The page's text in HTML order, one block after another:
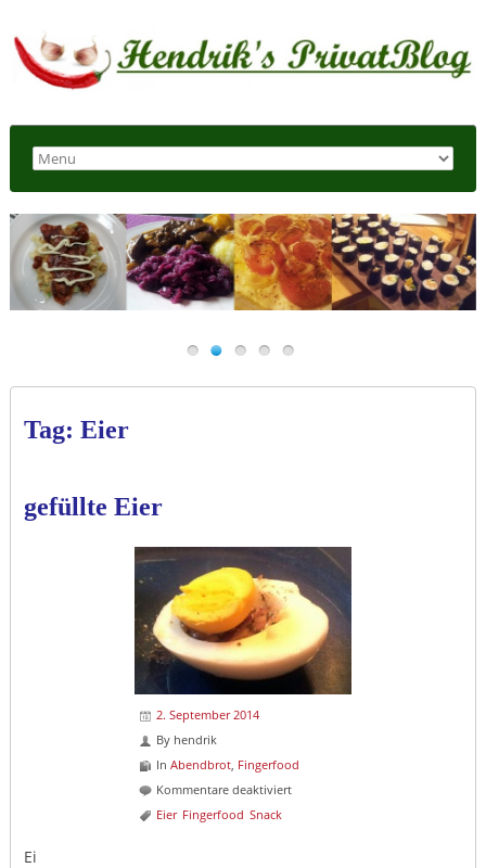
Tag: Eier
gefüllte Eier
2. September 2014
By hendrik
In Abendbrot, Fingerfood
Kommentare deaktiviertfür
Eier Fingerfood Snack
Ei